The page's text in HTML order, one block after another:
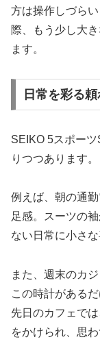
方は操作しづら
際、もう少し大
ます。
日常を彩る
SEIKO 5スポー
りつつあります。
例えば、朝の通
足感。スーツの
ない日常に小さ
また、週末のカ
この時計がある
先日のカフェで
をかけられ、思